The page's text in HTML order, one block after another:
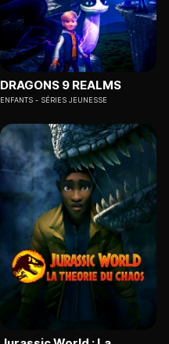
DRAGONS 9 REALMS
ENFANTS SÉRIES JEUNESSE